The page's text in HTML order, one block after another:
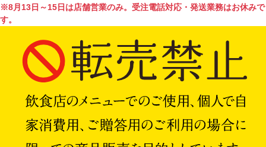
※8月13日～15日は店舗営業のみ。受注電話対応・発送業務はお休みで
す。